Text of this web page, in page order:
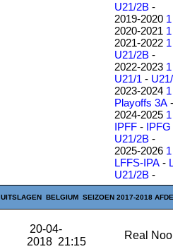
U21/2B -
2019-2020 1
2020-2021 1
2021-2022 1
U21/2B -
2022-2023 1
U21/1 -
2023-2024 1
Playoffs 3A
2024-2025 1
IPFF - IPFG
U21/2B -
2025-2026 1
LFFS-IPA -
U21/2B -
UITSLAGEN BELGIUM SEIZOEN 2017-2018
20-04-
2018 21:15
Real